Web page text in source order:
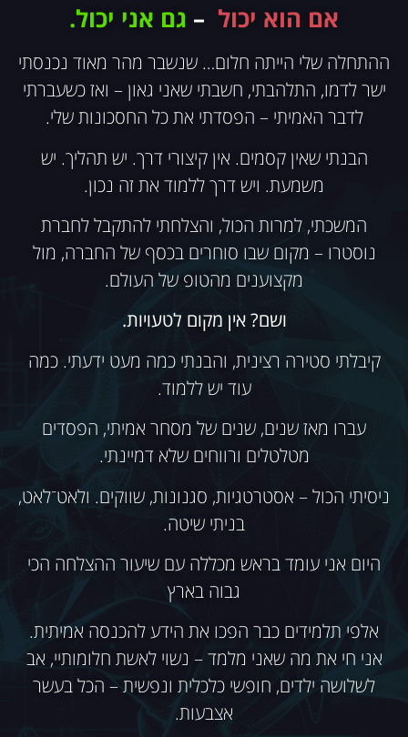
אם הוא יכול – גם אני יכול.
ההתחלה שלי הייתה חלום… שנשבר מהר מאוד נכנסתי
ישר לדמו, התלהבתי, חשבתי שאני גאון – ואז כשעברתי
לדבר האמיתי – הפסדתי את כל החסכונות שלי.
הבנתי שאין קסמים. אין קיצורי דרך. יש תהליך. יש
משמעת. ויש דרך ללמוד את זה נכון.
המשכתי, למרות הכול, והצלחתי להתקבל לחברת
נוסטרו – מקום שבו סוחרים בכסף של החברה, מול
מקצוענים מהטופ של העולם.
ושם? אין מקום לטעויות.
קיבלתי סטירה רצינית, והבנתי כמה מעט ידעתי. כמה
עוד יש ללמוד.
עברו מאז שנים, שנים של מסחר אמיתי, הפסדים
מטלטלים ורווחים שלא דמיינתי.
ניסיתי הכול – אסטרטגיות, סגנונות, שווקים. ולאט־לאט,
בניתי שיטה.
היום אני עומד בראש מכללה עם שיעור ההצלחה הכי
גבוה בארץ
אלפי תלמידים כבר הפכו את הידע להכנסה אמיתית.
אני חי את מה שאני מלמד – נשוי לאשת חלומותיי, אב
לשלושה ילדים, חופשי כלכלית ונפשית – הכל בעשר
אצבעות.